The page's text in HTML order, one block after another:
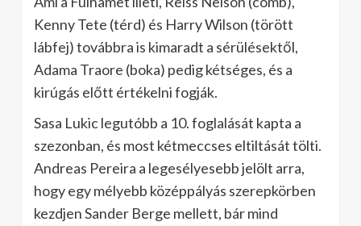
Kenny Tete (térd) és Harry Wilson (törött
lábfej) továbbra is kimaradt a sérülésektől,
Adama Traore (boka) pedig kétséges, és a
kirúgás előtt értékelni fogják.
Sasa Lukic legutóbb a 10. foglalását kapta a
szezonban, és most kétmeccses eltiltását tölti.
Andreas Pereira a legesélyesebb jelölt arra,
hogy egy mélyebb középpályás szerepkörben
kezdjen Sander Berge mellett, bár mind